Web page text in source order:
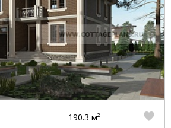
190.3 м²